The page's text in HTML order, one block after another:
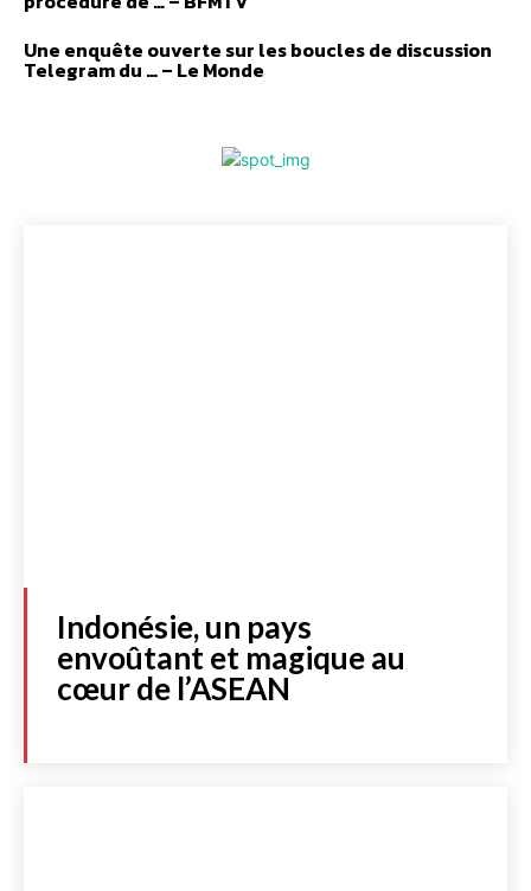
Une enquête ouverte sur les boucles de discussion
Telegram du … – Le Monde
Indonésie, un pays
envoûtant et magique au
cœur de l’ASEAN